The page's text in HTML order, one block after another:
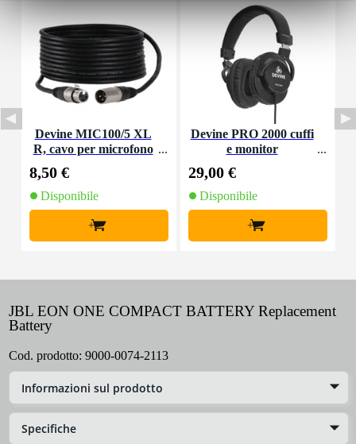
Devine MIC100/5 XL
R, cavo per microfono
8,50 €
Disponibile
+
Devine PRO 2000 cuffi
e monitor
29,00 €
Disponibile
+
JBL EON ONE COMPACT BATTERY Replacement
Battery
Cod. prodotto: 9000-0074-2113
Informazioni sul prodotto
Specifiche